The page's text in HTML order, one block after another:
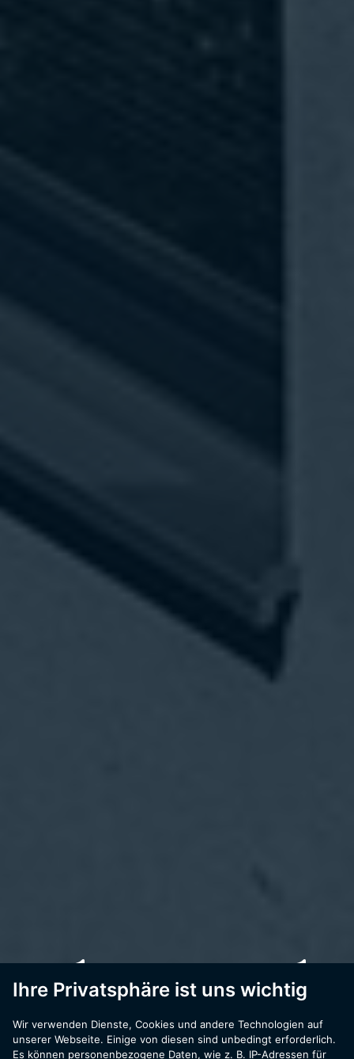
Ihre Privatsphäre ist uns wichtig
Wir verwenden Dienste, Cookies und andere Technologien auf
unserer Webseite. Einige von diesen sind unbedingt erforderlich.
Es können personenbezogene Daten, wie z. B. IP-Adressen für
photovol